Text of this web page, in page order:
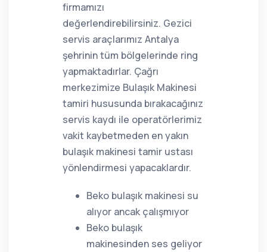
firmamızı
değerlendirebilirsiniz. Gezici
servis araçlarımız Antalya
şehrinin tüm bölgelerinde ring
yapmaktadırlar. Çağrı
merkezimize Bulaşık Makinesi
tamiri hususunda bırakacağınız
servis kaydı ile operatörlerimiz
vakit kaybetmeden en yakın
bulaşık makinesi tamir ustası
yönlendirmesi yapacaklardır.
Beko bulaşık makinesi su
alıyor ancak çalışmıyor
Beko bulaşık
makinesinden ses geliyor